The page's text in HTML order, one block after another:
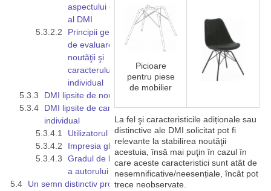
aspectului exterior
al DMI
Principii generale
de evaluare a
noutăţii şi
caracterului
individual
DMI lipsite de noutate
DMI lipsite de caracter
individual
Utilizatorul avizat
Impresia globală
Gradul de liberate
a autorului
Un semn distinctiv protejat
Picioare
pentru piese
de mobilier
La fel şi caracteristicile adiționale sau
distinctive ale DMI solicitat pot fi
relevante la stabilirea noutăţii
acestuia, însă mai puţin în cazul în
care aceste caracteristici sunt atât de
nesemnificative/neesențiale, încât pot
trece neobservate.